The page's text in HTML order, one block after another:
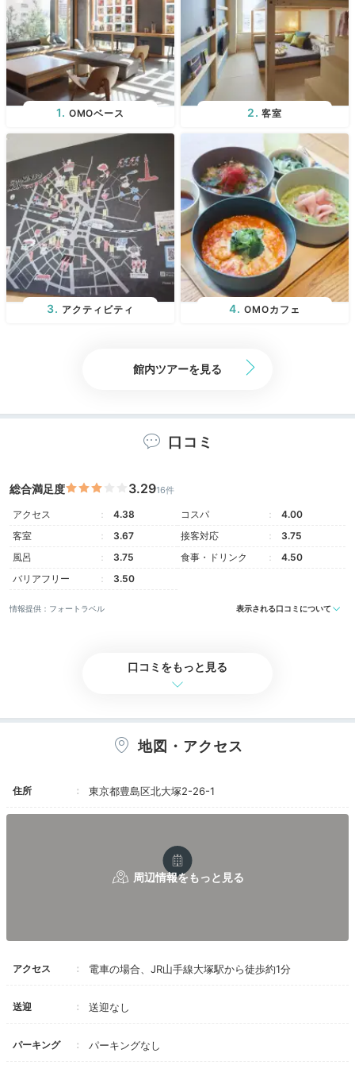
探検したくなる！
工夫を凝らした客室
滞在を楽しむための様々な工夫が仕掛けられた「やぐら
ルーム」。大きなソファスペースや和紙や畳を使った内
装に、ほっと落ち着けます。やぐら上段がベッドルーム
になっており、コンパクトなのに機能的で寛げますよ。
は、秘密基地みたいなワクワク感！持ち寄ったパジャマ
ホテルスタッフのおすすめ
お部屋によって異なります。どの色のお部屋かはチェッ
Dinner
焼肉でパワーチャージ
夕食は、ホテルへフードデリバリーを頼んだり、
OMOベース 客室
アクティビティ OMOカフェ
館内ツアーを見る
口コミ
総合満足度 3.2916件
アクセス 4.38 コスパ
4.00
客室
3.67 接客対応
3.75
風呂
3.75 食事・ドリンク
4.50
バリアフリー
3.50
情報提供：フォートラベル 表示される口コミについて
口コミをもっと見る
地図・アクセス
住所 東京都豊島区北大塚2-26-1
アクセス 電車の場合、JR山手線大塚駅から徒歩約1分
送迎 送迎なし
パーキング パーキングなし